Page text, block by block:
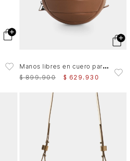
M
anos libres en cuero para hombre Balón
$ 899.900 $ 629 . 930